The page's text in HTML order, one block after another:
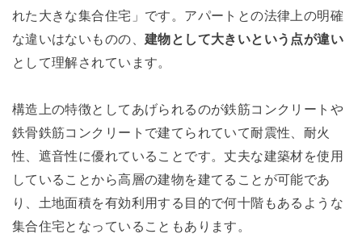
れた大きな集合住宅」です。アパートとの法律上の明確
な違いはないものの、 建物として大きいという点が違い
として理解されています。
構造上の特徴としてあげられるのが鉄筋コンクリートや
鉄骨鉄筋コンクリートで建てられていて耐震性、耐火
性、遮音性に優れていることです。丈夫な建築材を使用
していることから高層の建物を建てることが可能であ
り、土地面積を有効利用する目的で何十階もあるような
集合住宅となっていることもあります。